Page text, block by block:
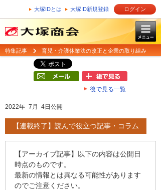
大塚IDとは 大塚ID新規登録 ログイン
特集記事 育児・介護休業法の改正と企業の取り組み
後で見る一覧
2022年 7月 4日公開
【連載終了】読んで役立つ記事・コラム
【アーカイブ記事】以下の内容は公開日
時点のものです。
最新の情報とは異なる可能性があります
のでご注意ください。